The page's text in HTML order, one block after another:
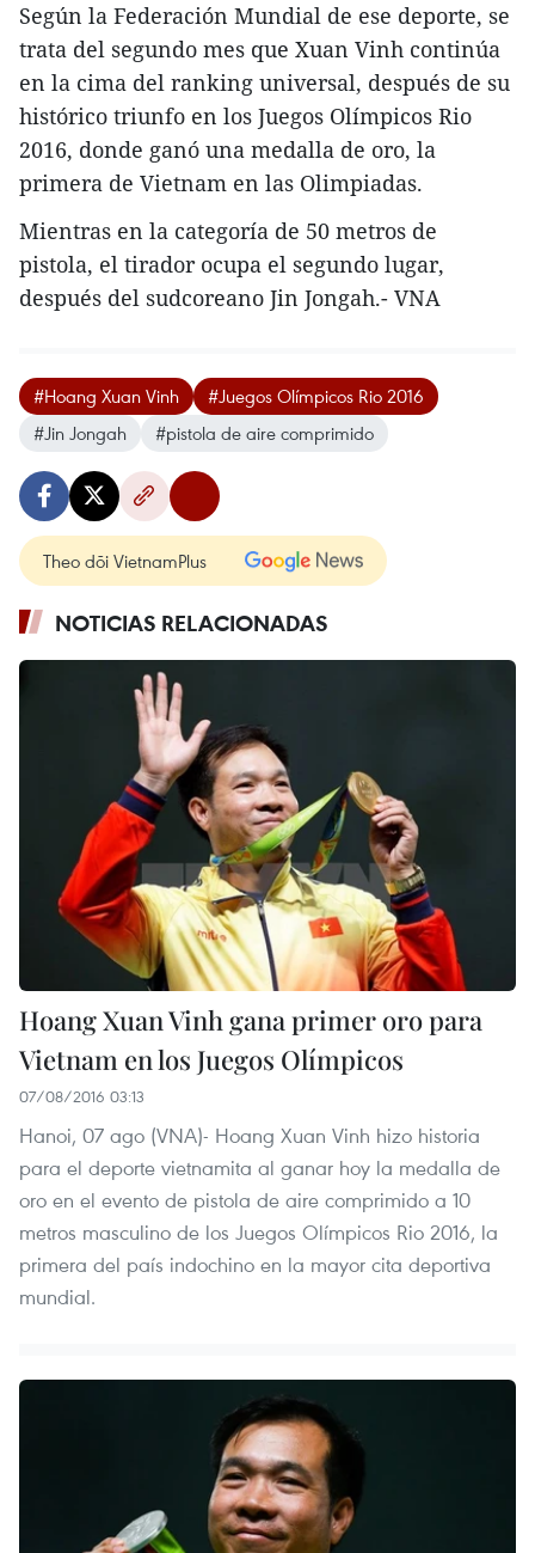
Según la Federación Mundial de ese deporte, se
trata del segundo mes que Xuan Vinh continúa
en la cima del ranking universal, después de su
histórico triunfo en los Juegos Olímpicos Rio
2016, donde ganó una medalla de oro, la
primera de Vietnam en las Olimpiadas.
Mientras en la categoría de 50 metros de
pistola, el tirador ocupa el segundo lugar,
después del sudcoreano Jin Jongah.- VNA
#Hoang Xuan Vinh
#Juegos Olímpicos Rio 2016
#Jin Jongah
#pistola de aire comprimido
Theo dõi VietnamPlus
NOTICIAS RELACIONADAS
Hoang Xuan Vinh gana primer oro para
Vietnam en los Juegos Olímpicos
07/08/2016 03:13
Hanoi, 07 ago (VNA)- Hoang Xuan Vinh hizo historia
para el deporte vietnamita al ganar hoy la medalla de
oro en el evento de pistola de aire comprimido a 10
metros masculino de los Juegos Olímpicos Rio 2016, la
primera del país indochino en la mayor cita deportiva
mundial.